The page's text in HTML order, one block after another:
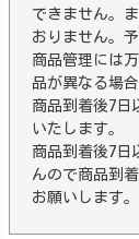
できません。
おりません。
商品管理には
品が異なる場
商品到着後7日
いたします。
商品到着後7日
んので商品到
お願いします。